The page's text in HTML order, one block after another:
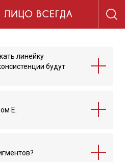
линейку
будут
Е.